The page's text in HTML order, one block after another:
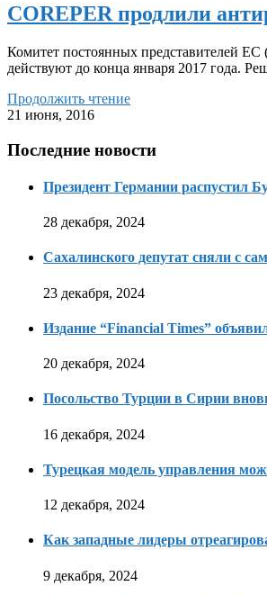
COREPER продлили
Комитет постоянных представителей
действуют до конца января 2017 года.
Продолжить чтение
21 июня, 2016
Последние новости
Президент Германии распустил
28 декабря, 2024
Сахалинского депутат сняли с
23 декабря, 2024
Издание “Financial Times”
20 декабря, 2024
Посольство Турции в Сирии
16 декабря, 2024
Турецкая модель управления
12 декабря, 2024
Как западные лидеры
9 декабря, 2024